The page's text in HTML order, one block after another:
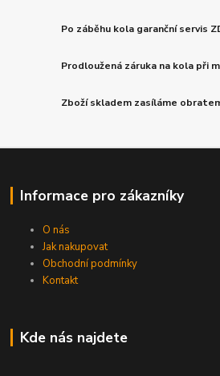
Po záběhu kola garanční servis
Prodloužená záruka na kola při
Zboží skladem zasíláme
Informace pro zákazníky
O nás
Jak nakupovat
Obchodní podmínky
Kontakt
Kde nás najdete